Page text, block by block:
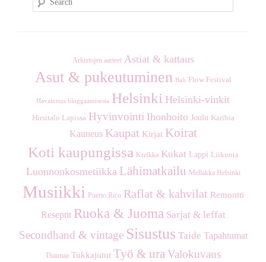
e
Arkistojen aarteet Astiat & kattaus
Asut & pukeutuminen Bali Flow Festival
Havaintoja bloggaamisesta Helsinki Helsinki-vinkit
Hirsitalo Lapissa Hyvinvointi Ihonhoito Joulu Karibia
Kauneus Kaupat Kirjat Koirat
Koti kaupungissa Kreikka Kukat Lappi Liikunta
Luonnonkosmetiikka Lähimatkailu Mellakka Helsinki
Musiikki Puerto Rico Raflat & kahvilat Remontti
Reseptit Ruoka & Juoma Sarjat & leffat
Secondhand & vintage Sisustus Taide Tapahtumat
Thaimaa Tukkajutut Työ & uraValokuvaus